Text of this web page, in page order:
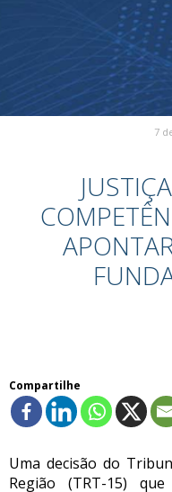
7
Compartilhe
Uma decisão do
Região (TRT-15)